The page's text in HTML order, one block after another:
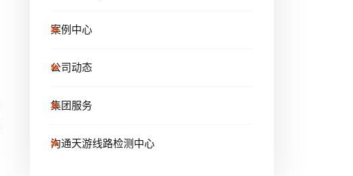
案例中心
公司动态
集团服务
沟通天游线路检测中心